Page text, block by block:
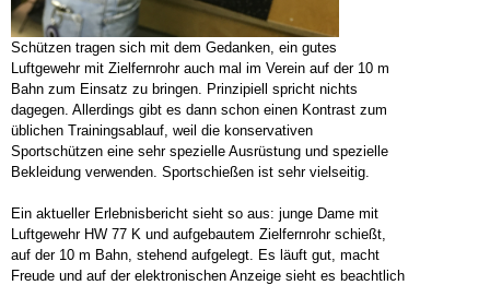
Schützen tragen sich mit dem Gedanken, ein gutes
Luftgewehr mit Zielfernrohr auch mal im Verein auf der 10 m
Bahn zum Einsatz zu bringen. Prinzipiell spricht nichts
dagegen. Allerdings gibt es dann schon einen Kontrast zum
üblichen Trainingsablauf, weil die konservativen
Sportschützen eine sehr spezielle Ausrüstung und spezielle
Bekleidung verwenden. Sportschießen ist sehr vielseitig.
Ein aktueller Erlebnisbericht sieht so aus: junge Dame mit
Luftgewehr HW 77 K und aufgebautem Zielfernrohr schießt,
auf der 10 m Bahn, stehend aufgelegt. Es läuft gut, macht
Freude und auf der elektronischen Anzeige sieht es beachtlich